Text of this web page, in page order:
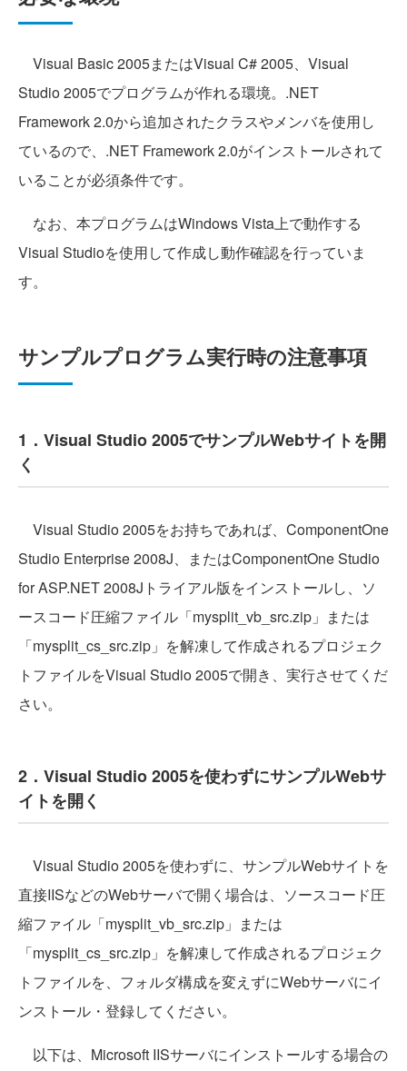
Visual Basic 2005またはVisual C# 2005、Visual
Studio 2005でプログラムが作れる環境。.NET
Framework 2.0から追加されたクラスやメンバを使用し
ているので、.NET Framework 2.0がインストールされて
いることが必須条件です。
なお、本プログラムはWindows Vista上で動作する
Visual Studioを使用して作成し動作確認を行っていま
す。
サンプルプログラム実行時の注意事項
1．Visual Studio 2005でサンプルWebサイトを開
く
Visual Studio 2005をお持ちであれば、ComponentOne
Studio Enterprise 2008J、またはComponentOne Studio
for ASP.NET 2008Jトライアル版をインストールし、ソ
ースコード圧縮ファイル「mysplit_vb_src.zip」または
「mysplit_cs_src.zip」を解凍して作成されるプロジェク
トファイルをVisual Studio 2005で開き、実行させてくだ
さい。
2．Visual Studio 2005を使わずにサンプルWebサ
イトを開く
Visual Studio 2005を使わずに、サンプルWebサイトを
直接IISなどのWebサーバで開く場合は、ソースコード圧
縮ファイル「mysplit_vb_src.zip」または
「mysplit_cs_src.zip」を解凍して作成されるプロジェク
トファイルを、フォルダ構成を変えずにWebサーバにイ
ンストール・登録してください。
以下は、Microsoft IISサーバにインストールする場合の